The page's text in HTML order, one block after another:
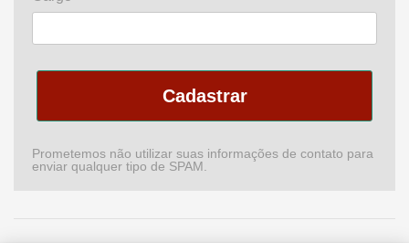
Cadastrar
Prometemos não utilizar suas informações de contato para
enviar qualquer tipo de SPAM.